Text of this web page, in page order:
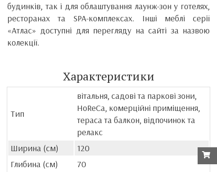
будинків, так і для облаштування лаунж-зон у готелях,
ресторанах та SPA-комплексах. Інші меблі серії
«Атлас» доступні для перегляду на сайті за назвою
колекції.
Характеристики
Тип
вітальня, садові та паркові зони,
HoReCa, комерційні приміщення,
тераса та балкон, відпочинок та
релакс
Ширина (см)
120
Глибина (см)
70